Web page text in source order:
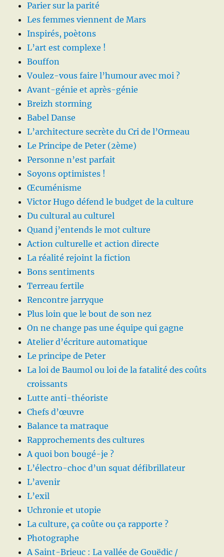
Parier sur la parité
Les femmes viennent de Mars
Inspirés, poètons
L’art est complexe !
Bouffon
Voulez-vous faire l’humour avec moi ?
Avant-génie et après-génie
Breizh storming
Babel Danse
L’architecture secrète du Cri de l’Ormeau
Le Principe de Peter (2ème)
Personne n’est parfait
Soyons optimistes !
Œcuménisme
Victor Hugo défend le budget de la culture
Du cultural au culturel
Quand j’entends le mot culture
Action culturelle et action directe
La réalité rejoint la fiction
Bons sentiments
Terreau fertile
Rencontre jarryque
Plus loin que le bout de son nez
On ne change pas une équipe qui gagne
Atelier d’écriture automatique
Le principe de Peter
La loi de Baumol ou loi de la fatalité des coûts
croissants
Lutte anti-théoriste
Chefs d’œuvre
Balance ta matraque
Rapprochements des cultures
A quoi bon bougé-je ?
L’électro-choc d’un squat défibrillateur
L’avenir
L’exil
Uchronie et utopie
La culture, ça coûte ou ça rapporte ?
Photographe
A Saint-Brieuc : La vallée de Gouëdic /